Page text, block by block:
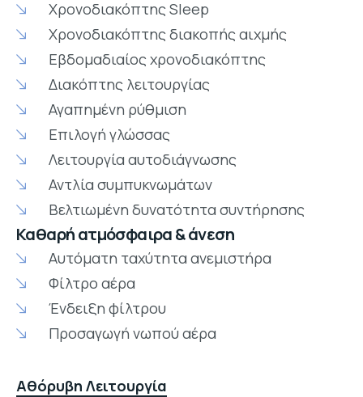
Χρονοδιακόπτης Sleep
Χρονοδιακόπτης διακοπής αιχμής
Εβδομαδιαίος χρονοδιακόπτης
Διακόπτης λειτουργίας
Αγαπημένη ρύθμιση
Επιλογή γλώσσας
Λειτουργία αυτοδιάγνωσης
Αντλία συμπυκνωμάτων
Βελτιωμένη δυνατότητα συντήρησης
Καθαρή ατμόσφαιρα & άνεση
Αυτόματη ταχύτητα ανεμιστήρα
Φίλτρο αέρα
Ένδειξη φίλτρου
Προσαγωγή νωπού αέρα
Αθόρυβη Λειτουργία